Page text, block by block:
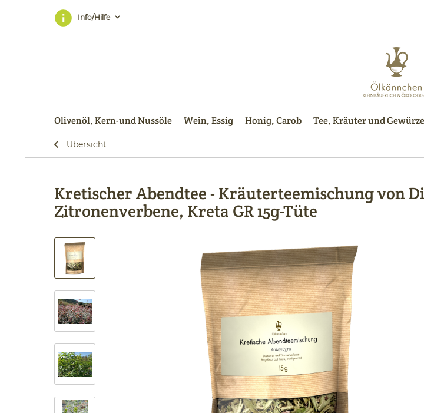
Info/Hilfe
Olivenöl, Kern-und Nussöle Wein, Essig Honig, Carob Tee, Kräuter und Gewürze
Übersicht
Kretischer Abendtee - Kräuterteemischung von
Zitronenverbene, Kreta GR 15g-Tüte